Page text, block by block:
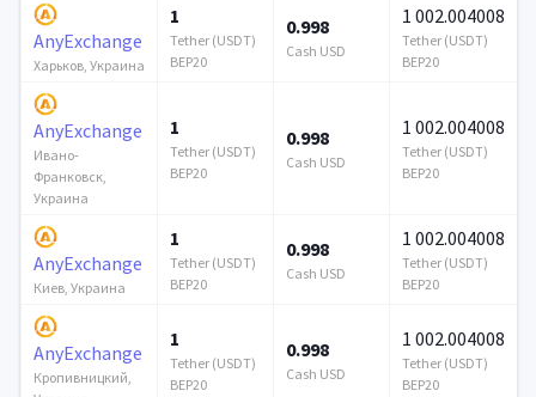
AnyExchange
Харьков, Украина
1
Tether (USDT)
BEP20
0.998
Cash USD
1 002.004008
Tether (USDT)
BEP20
AnyExchange
Ивано-
Франковск,
Украина
1
Tether (USDT)
BEP20
0.998
Cash USD
1 002.004008
Tether (USDT)
BEP20
AnyExchange
Киев, Украина
1
Tether (USDT)
BEP20
0.998
Cash USD
1 002.004008
Tether (USDT)
BEP20
AnyExchange
Кропивницкий,
1
Tether (USDT)
BEP20
0.998
Cash USD
1 002.004008
Tether (USDT)
BEP20